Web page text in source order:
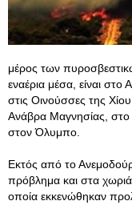
μέρος των
εναέρια μέσα, είναι
στις Οινούσσες της
Ανάβρα Μαγνησίας, στο
στον Όλυμπο.
Εκτός από το
πρόβλημα και στα
οποία εκκενώθηκαν